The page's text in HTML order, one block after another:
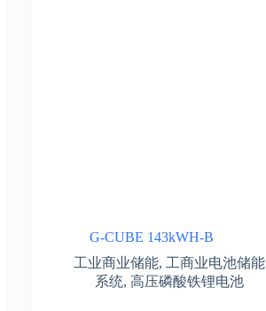
G-CUBE 143kWH-B
工业商业储能, 工商业电池储能
系统, 高压磷酸铁锂电池